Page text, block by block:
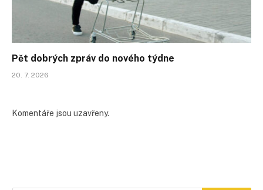
Pět dobrých zpráv do nového týdne
20. 7. 2026
Komentáře jsou uzavřeny.